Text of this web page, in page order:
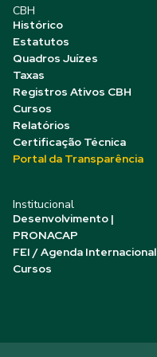
CBH
Histórico
Estatutos
Quadros Juízes
Taxas
Registros Ativos CBH
Cursos
Relatórios
Certificação Técnica
Portal da Transparência
Institucional
Desenvolvimento |
PRONACAP
FEI / Agenda Internacional
Cursos